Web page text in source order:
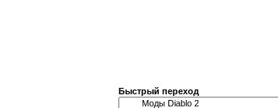
Быстрый переход